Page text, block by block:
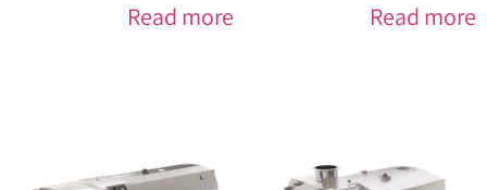
Read more
Read more